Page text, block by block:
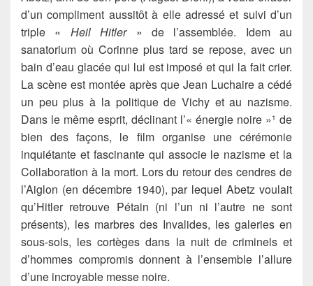
d’un compliment aussitôt à elle adressé et suivi d’un
triple « Heil Hitler» de l’assemblée. Idem au
sanatorium où Corinne plus tard se repose, avec un
bain d’eau glacée qui lui est imposé et qui la fait crier.
La scène est montée après que Jean Luchaire a cédé
un peu plus à la politique de Vichy et au nazisme.
Dans le même esprit, déclinant l’« énergie noire »1 de
bien des façons, le film organise une cérémonie
inquiétante et fascinante qui associe le nazisme et la
Collaboration à la mort. Lors du retour des cendres de
l’Aiglon (en décembre 1940), par lequel Abetz voulait
qu’Hitler retrouve Pétain (ni l’un ni l’autre ne sont
présents), les marbres des Invalides, les galeries en
sous-sols, les cortèges dans la nuit de criminels et
d’hommes compromis donnent à l’ensemble l’allure
d’une incroyable messe noire.